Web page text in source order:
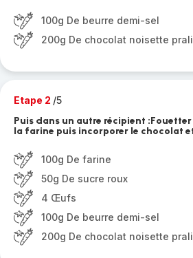
100g De beurre demi-sel
200g De chocolat noisette
Etape 2 /5
Puis dans un autre récipient
la farine puis incorporer le chocolat
100g De farine
50g De sucre roux
4 Œufs
100g De beurre demi-sel
200g De chocolat noisette